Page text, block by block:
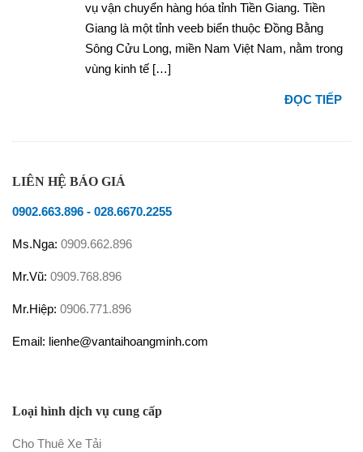
vụ vận chuyển hàng hóa tỉnh Tiền Giang. Tiền
Giang là một tỉnh veeb biển thuộc Đồng Bằng
Sông Cửu Long, miền Nam Việt Nam, nằm trong
vùng kinh tế […]
ĐỌC TIẾP
LIÊN HỆ BÁO GIÁ
0902.663.896 - 028.6670.2255
Ms.Nga: 0909.662.896
Mr.Vũ: 0909.768.896
Mr.Hiệp: 0906.771.896
Email: lienhe@vantaihoangminh.com
Loại hình dịch vụ cung cấp
Cho Thuê Xe Tải